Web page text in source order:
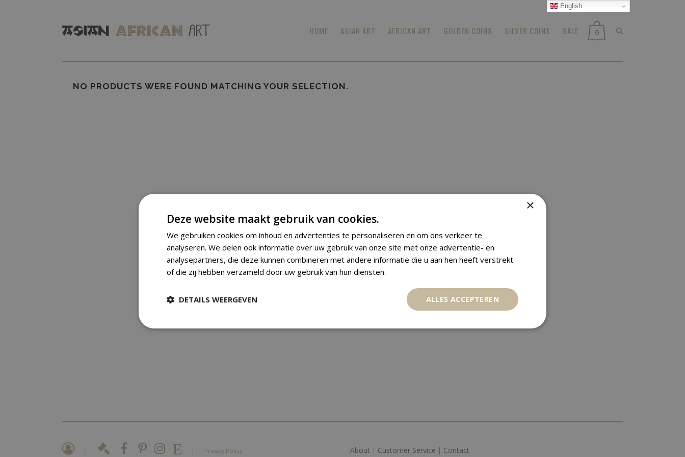
0
HOME ASIAN ART AFRICAN ART GOLDEN COINS SILVER COINS SALE
NO PRODUCTS WERE FOUND MATCHING YOUR SELECTION.
| | Privacy Policy About | Customer Service | Contact
English
×
Deze website maakt gebruik van cookies.
We gebruiken cookies om inhoud en advertenties te personaliseren en om ons verkeer te
analyseren. We delen ook informatie over uw gebruik van onze site met onze advertentie- en
analysepartners, die deze kunnen combineren met andere informatie die u aan hen heeft verstrekt
of die zij hebben verzameld door uw gebruik van hun diensten.
ALLES ACCEPTEREN
DETAILS WEERGEVEN